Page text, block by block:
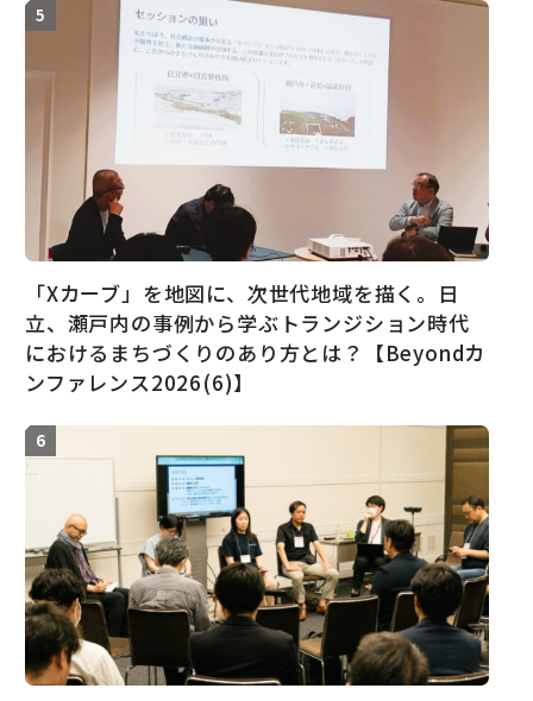
「Xカーブ」を地図に、次世代地域を描く。日
立、瀬戸内の事例から学ぶトランジション時代
におけるまちづくりのあり方とは？【Beyondカ
ンファレンス2026(6)】